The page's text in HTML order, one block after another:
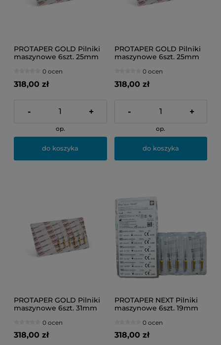
PROTAPER GOLD Pilniki
maszynowe 6szt. 25mm
0 ocen
318,00 zł
- +
op.
do koszyka
PROTAPER GOLD Pilniki
maszynowe 6szt. 25mm
0 ocen
318,00 zł
- +
op.
do koszyka
PROTAPER GOLD Pilniki
maszynowe 6szt. 31mm
0 ocen
318,00 zł
PROTAPER NEXT Pilniki
maszynowe 6szt. 19mm
0 ocen
318,00 zł